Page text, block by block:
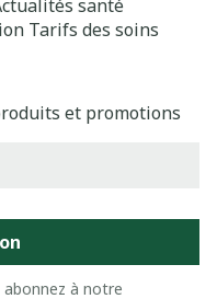
santé
Tarifs des soins
et promotions
abonnez à notre